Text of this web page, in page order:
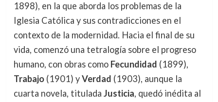
1898), en la que aborda los problemas de la
Iglesia Católica y sus contradicciones en el
contexto de la modernidad. Hacia el final de su
vida, comenzó una tetralogía sobre el progreso
humano, con obras como Fecundidad (1899),
Trabajo(1901) yVerdad (1903), aunque la
cuarta novela, titulada Justicia, quedó inédita al